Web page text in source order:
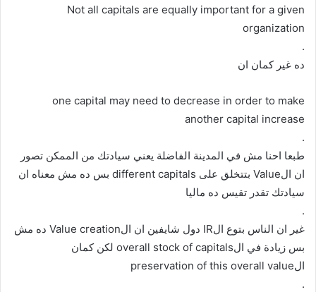
Not all capitals are equally important for a given
organization
.
ده غير كمان ان
one capital may need to decrease in order to make
another capital increase
.
طبعا احنا مش في المدينة الفاضلة يعني سيادتك من الممكن تصور
ان الValue بتتخلق على different capitals بس ده مش معناه ان
سيادتك تقدر تقيس ده ماليا
.
غير ان الناس بتوع الIR دول شايفين ان الValue creation ده مش
بس زيادة في الoverall stock of capitals لكن كمان
الpreservation of this overall value
.